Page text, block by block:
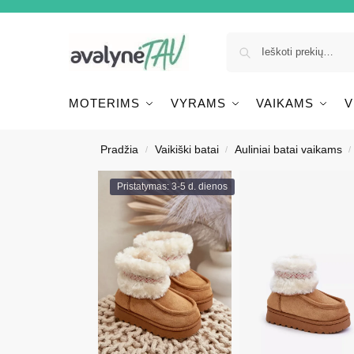
MOTERIMS VYRAMS VAIKAMS
Pradžia / Vaikiški batai / Auliniai batai vaikams /
Pristatymas: 3-5 d. dienos